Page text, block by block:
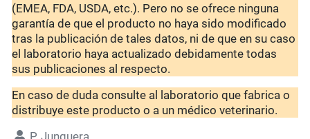
(EMEA, FDA, USDA, etc.). Pero no se ofrece ninguna
garantía de que el producto no haya sido modificado
tras la publicación de tales datos, ni de que en su caso
el laboratorio haya actualizado debidamente todas
sus publicaciones al respecto.
En caso de duda consulte al laboratorio que fabrica o
distribuye este producto o a un médico veterinario.